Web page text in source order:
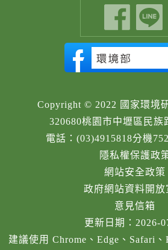
Copyright © 2022 國家環境
320680桃園市中壢區民族
電話：(03)4915818分機
隱私權保護政
網站安全政策
政府網站資料開放
意見信箱
更新日期：2026-
建議使用 Chrome、Edge、Safari